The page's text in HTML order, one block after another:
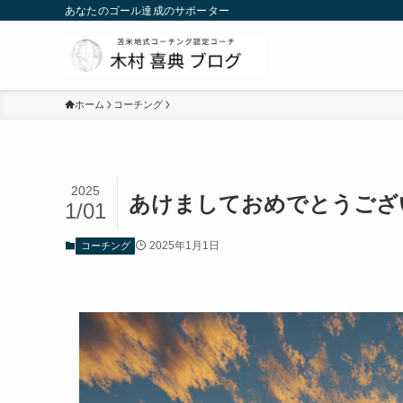
あなたのゴール達成のサポーター
ホーム コーチング
あけましておめでとうご
2025
1/01
コーチング 2025年1月1日